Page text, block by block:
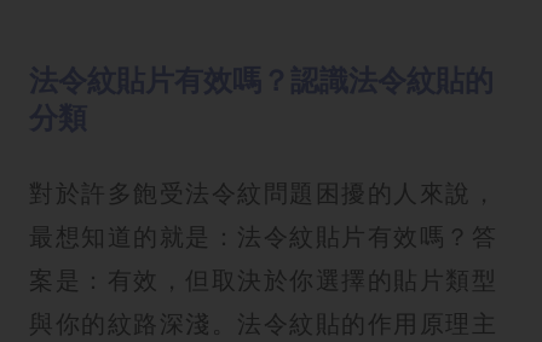
對於許多飽受法令紋問題困擾的人來說，
最想知道的就是：法令紋貼片有效嗎？答
案是：有效，但取決於你選擇的貼片類型
與你的紋路深淺。法令紋貼的作用原理主